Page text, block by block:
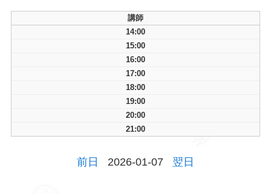
講師
14:00
15:00
16:00
17:00
18:00
19:00
20:00
21:00
前日 2026-01-07 翌日